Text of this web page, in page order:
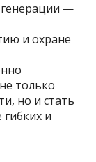
—
и охране
только
но и стать
и